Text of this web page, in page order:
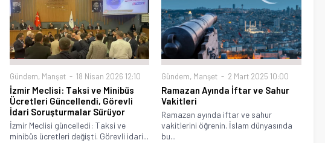
Gündem, Manşet 18 Nisan 2026 12:10
İzmir Meclisi: Taksi ve Minibüs
Ücretleri Güncellendi, Görevli
İdari Soruşturmalar Sürüyor
İzmir Meclisi güncelledi: Taksi ve
minibüs ücretleri değişti. Görevli idari...
Gündem, Manşet 2 Mart 2025 10:00
Ramazan Ayında İftar ve Sahur
Vakitleri
Ramazan ayında iftar ve sahur
vakitlerini öğrenin. İslam dünyasında
bu...